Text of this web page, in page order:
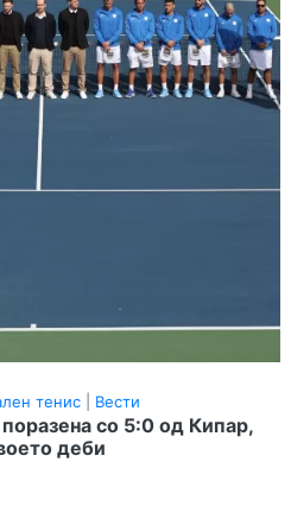
тенис Вести
со 5:0 од Кипар,
деби